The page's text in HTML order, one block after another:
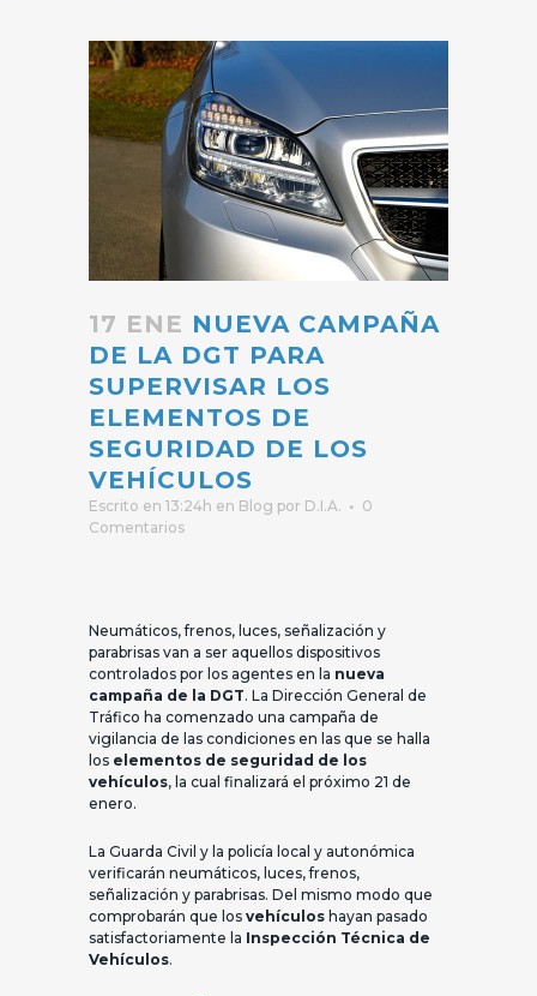
17 ENE NUEVA CAMPAÑA
DE LA DGT PARA
SUPERVISAR LOS
ELEMENTOS DE
SEGURIDAD DE LOS
VEHÍCULOS
Escrito en 13:24h en Blog por D.I.A.
0
Comentarios
Neumáticos, frenos, luces, señalización y
parabrisas van a ser aquellos dispositivos
controlados por los agentes en la nueva
campaña de la DGT. La Dirección General de
Tráfico ha comenzado una campaña de
vigilancia de las condiciones en las que se halla
los elementos de seguridad de los
vehículos, la cual finalizará el próximo 21 de
enero.
La Guarda Civil y la policía local y autonómica
verificarán neumáticos, luces, frenos,
señalización y parabrisas. Del mismo modo que
comprobarán que los vehículos hayan pasado
satisfactoriamente la Inspección Técnica de
Vehículos.